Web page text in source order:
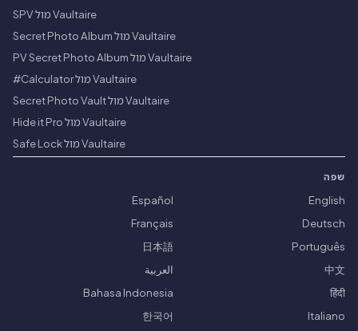
Vaultaire מול SPV
Vaultaire מול Secret Photo Album
Vaultaire מול PV Secret Photo Album
Vaultaire מול Calculator#
Vaultaire מול Secret Photo Vault
Vaultaire מול Hide it Pro
Vaultaire מול Safe Lock
שפה
English
Español
Deutsch
Français
Português
日本語
中文
العربية
हिंदी
Bahasa Indonesia
Italiano
한국어